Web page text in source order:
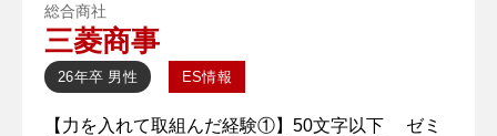
総合商社
三菱商事
26年卒 男性 ES情報
【力を入れて取組んだ経験①】50文字以下 ゼミ